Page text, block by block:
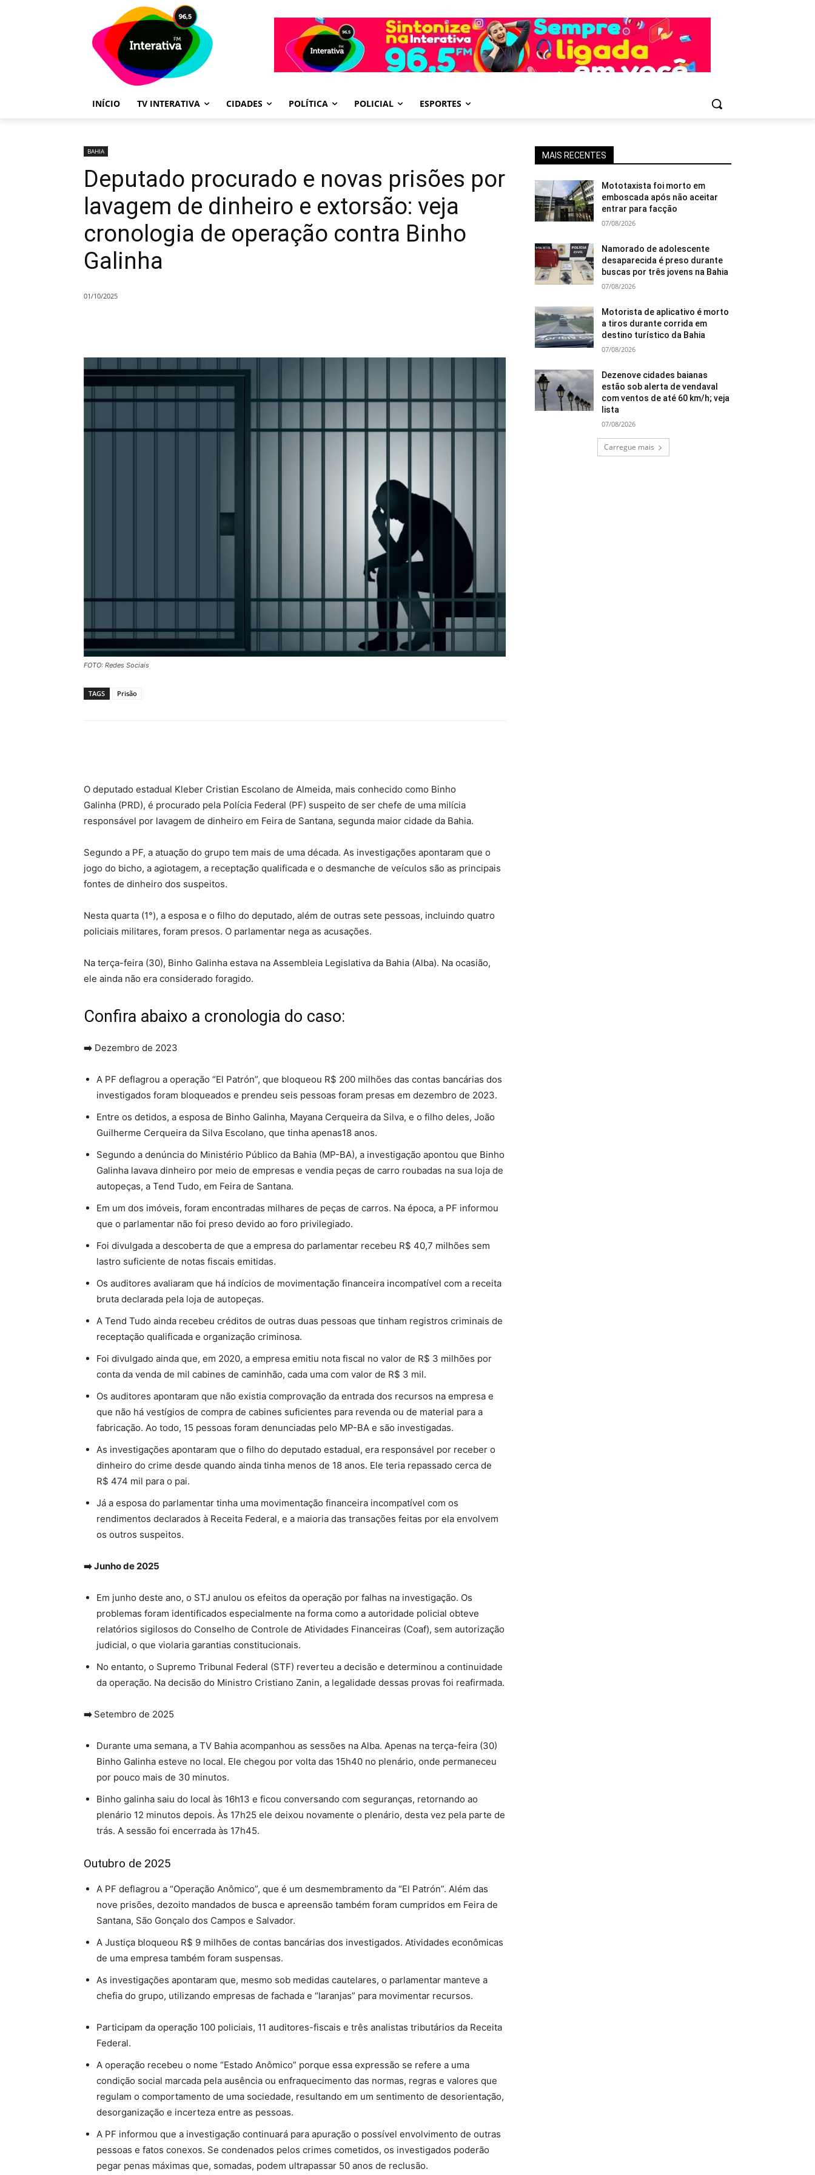
INÍCIO TV INTERATIVA CIDADES POLÍTICA POLICIAL ESPORTES
BAHIA
Deputado procurado e novas prisões por
lavagem de dinheiro e extorsão: veja
cronologia de operação contra Binho
Galinha
01/10/2025
FOTO: Redes Sociais
TAGS Prisão
O deputado estadual Kleber Cristian Escolano de Almeida, mais conhecido como Binho
Galinha (PRD), é procurado pela Polícia Federal (PF) suspeito de ser chefe de uma milícia
responsável por lavagem de dinheiro em Feira de Santana, segunda maior cidade da Bahia.
Segundo a PF, a atuação do grupo tem mais de uma década. As investigações apontaram que o
jogo do bicho, a agiotagem, a receptação qualificada e o desmanche de veículos são as principais
fontes de dinheiro dos suspeitos.
Nesta quarta (1°), a esposa e o filho do deputado, além de outras sete pessoas, incluindo quatro
policiais militares, foram presos. O parlamentar nega as acusações.
Na terça-feira (30), Binho Galinha estava na Assembleia Legislativa da Bahia (Alba). Na ocasião,
ele ainda não era considerado foragido.
Confira abaixo a cronologia do caso:
➡️ Dezembro de 2023
A PF deflagrou a operação “El Patrón”, que bloqueou R$ 200 milhões das contas bancárias dos
investigados foram bloqueados e prendeu seis pessoas foram presas em dezembro de 2023.
Entre os detidos, a esposa de Binho Galinha, Mayana Cerqueira da Silva, e o filho deles, João
Guilherme Cerqueira da Silva Escolano, que tinha apenas18 anos.
Segundo a denúncia do Ministério Público da Bahia (MP-BA), a investigação apontou que Binho
Galinha lavava dinheiro por meio de empresas e vendia peças de carro roubadas na sua loja de
autopeças, a Tend Tudo, em Feira de Santana.
Em um dos imóveis, foram encontradas milhares de peças de carros. Na época, a PF informou
que o parlamentar não foi preso devido ao foro privilegiado.
Foi divulgada a descoberta de que a empresa do parlamentar recebeu R$ 40,7 milhões sem
lastro suficiente de notas fiscais emitidas.
Os auditores avaliaram que há indícios de movimentação financeira incompatível com a receita
bruta declarada pela loja de autopeças.
A Tend Tudo ainda recebeu créditos de outras duas pessoas que tinham registros criminais de
receptação qualificada e organização criminosa.
Foi divulgado ainda que, em 2020, a empresa emitiu nota fiscal no valor de R$ 3 milhões por
conta da venda de mil cabines de caminhão, cada uma com valor de R$ 3 mil.
Os auditores apontaram que não existia comprovação da entrada dos recursos na empresa e
que não há vestígios de compra de cabines suficientes para revenda ou de material para a
fabricação. Ao todo, 15 pessoas foram denunciadas pelo MP-BA e são investigadas.
As investigações apontaram que o filho do deputado estadual, era responsável por receber o
dinheiro do crime desde quando ainda tinha menos de 18 anos. Ele teria repassado cerca de
R$ 474 mil para o pai.
Já a esposa do parlamentar tinha uma movimentação financeira incompatível com os
rendimentos declarados à Receita Federal, e a maioria das transações feitas por ela envolvem
os outros suspeitos.
➡️ Junho de 2025
Em junho deste ano, o STJ anulou os efeitos da operação por falhas na investigação. Os
problemas foram identificados especialmente na forma como a autoridade policial obteve
relatórios sigilosos do Conselho de Controle de Atividades Financeiras (Coaf), sem autorização
judicial, o que violaria garantias constitucionais.
No entanto, o Supremo Tribunal Federal (STF) reverteu a decisão e determinou a continuidade
da operação. Na decisão do Ministro Cristiano Zanin, a legalidade dessas provas foi reafirmada.
➡️ Setembro de 2025
Durante uma semana, a TV Bahia acompanhou as sessões na Alba. Apenas na terça-feira (30)
Binho Galinha esteve no local. Ele chegou por volta das 15h40 no plenário, onde permaneceu
por pouco mais de 30 minutos.
Binho galinha saiu do local às 16h13 e ficou conversando com seguranças, retornando ao
plenário 12 minutos depois. Às 17h25 ele deixou novamente o plenário, desta vez pela parte de
trás. A sessão foi encerrada às 17h45.
Outubro de 2025
A PF deflagrou a “Operação Anômico”, que é um desmembramento da “El Patrón”. Além das
nove prisões, dezoito mandados de busca e apreensão também foram cumpridos em Feira de
Santana, São Gonçalo dos Campos e Salvador.
A Justiça bloqueou R$ 9 milhões de contas bancárias dos investigados. Atividades econômicas
de uma empresa também foram suspensas.
As investigações apontaram que, mesmo sob medidas cautelares, o parlamentar manteve a
chefia do grupo, utilizando empresas de fachada e “laranjas” para movimentar recursos.
Participam da operação 100 policiais, 11 auditores-fiscais e três analistas tributários da Receita
Federal.
A operação recebeu o nome “Estado Anômico” porque essa expressão se refere a uma
condição social marcada pela ausência ou enfraquecimento das normas, regras e valores que
regulam o comportamento de uma sociedade, resultando em um sentimento de desorientação,
desorganização e incerteza entre as pessoas.
A PF informou que a investigação continuará para apuração o possível envolvimento de outras
pessoas e fatos conexos. Se condenados pelos crimes cometidos, os investigados poderão
pegar penas máximas que, somadas, podem ultrapassar 50 anos de reclusão.
MAIS RECENTES
Mototaxista foi morto em
emboscada após não aceitar
entrar para facção
07/08/2026
Namorado de adolescente
desaparecida é preso durante
buscas por três jovens na Bahia
07/08/2026
Motorista de aplicativo é morto
a tiros durante corrida em
destino turístico da Bahia
07/08/2026
Dezenove cidades baianas
estão sob alerta de vendaval
com ventos de até 60 km/h; veja
lista
07/08/2026
Carregue mais